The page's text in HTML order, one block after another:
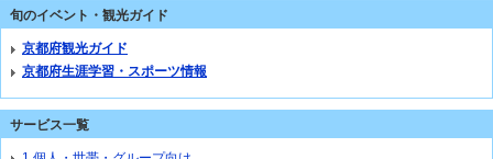
旬のイベント・観光ガイド
京都府観光ガイド
京都府生涯学習・スポーツ情報
サービス一覧